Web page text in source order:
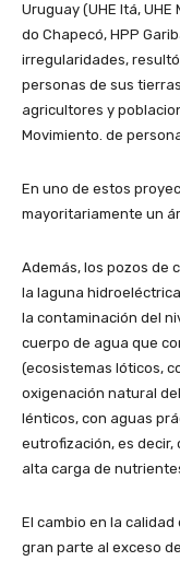
Uruguay (UHE Itá, UHE
do Chapecó, HPP
irregularidades,
personas de sus
agricultores y
Movimiento. de
En uno de estos
mayoritariamente un
Además, los pozos de
la laguna
la contaminación del
cuerpo de agua que
(ecosistemas lóticos,
oxigenación natural
lénticos, con aguas
eutrofización, es
alta carga de
El cambio en la
gran parte al exceso